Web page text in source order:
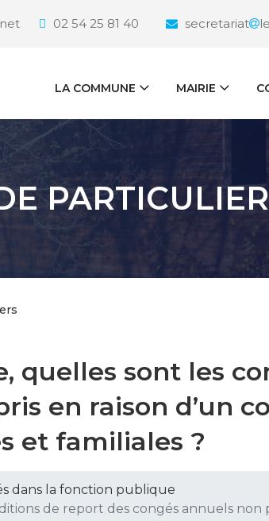
02 54 25 81 40 secretariat
LA COMMUNE MAIRIE
quelles sont les
en raison d’un
et familiales ?
dans la fonction publique
de report des congés annuels non